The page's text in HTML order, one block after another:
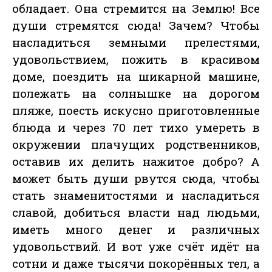
обладает. Она стремится на Землю! Все
души стремятся сюда! Зачем? Чтобы
насладиться земными прелестями,
удовольствием, пожить в красивом
доме, поездить на шикарной машине,
полежать на солнышке на дорогом
пляже, поесть искусно приготовленные
блюда и через 70 лет тихо умереть в
окружении плачущих родственников,
оставив их делить нажитое добро? А
может быть души рвутся сюда, чтобы
стать знаменитостями и насладиться
славой, добиться власти над людьми,
иметь много денег и различных
удовольствий. И вот уже счёт идёт на
сотни и даже тысячи покорённых тел, а